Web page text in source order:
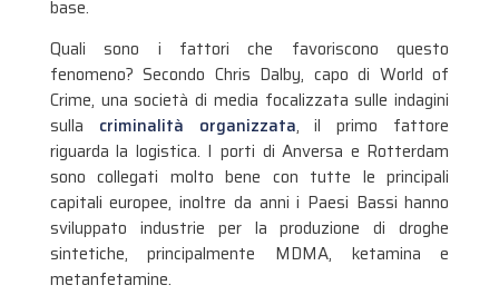
base.
Quali sono i fattori che favoriscono questo
fenomeno? Secondo Chris Dalby, capo di World of
Crime, una società di media focalizzata sulle indagini
sulla criminalità organizzata, il primo fattore
riguarda la logistica. I porti di Anversa e Rotterdam
sono collegati molto bene con tutte le principali
capitali europee, inoltre da anni i Paesi Bassi hanno
sviluppato industrie per la produzione di droghe
sintetiche, principalmente MDMA, ketamina e
metanfetamine.